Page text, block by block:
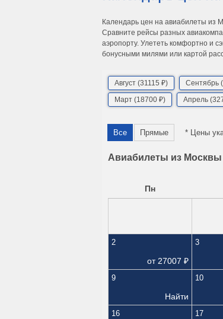
Календарь цен на авиабилеты из
Сравните рейсы разных
аэропорту. Улететь комфортно и
бонусными милями или картой
Август (31115 ₽) Сентябрь
Март (18700 ₽)
Апрель
Все Прямые * Цены
Авиабилеты из
Пн
2
от 27007 ₽
3
9
Найти
10
16 17